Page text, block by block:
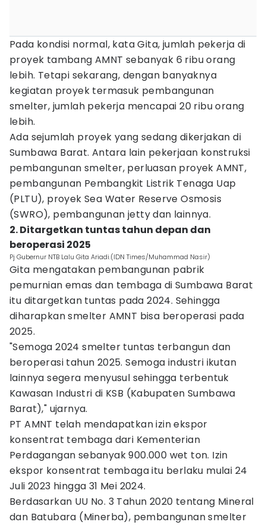
Pada kondisi normal, kata Gita, jumlah pekerja di
proyek tambang AMNT sebanyak 6 ribu orang
lebih. Tetapi sekarang, dengan banyaknya
kegiatan proyek termasuk pembangunan
smelter, jumlah pekerja mencapai 20 ribu orang
lebih.
Ada sejumlah proyek yang sedang dikerjakan di
Sumbawa Barat. Antara lain pekerjaan konstruksi
pembangunan smelter, perluasan proyek AMNT,
pembangunan Pembangkit Listrik Tenaga Uap
(PLTU), proyek Sea Water Reserve Osmosis
(SWRO), pembangunan jetty dan lainnya.
2. Ditargetkan tuntas tahun depan dan
beroperasi 2025
Pj Gubernur NTB Lalu Gita Ariadi.(IDN Times/Muhammad Nasir)
Gita mengatakan pembangunan pabrik
pemurnian emas dan tembaga di Sumbawa Barat
itu ditargetkan tuntas pada 2024. Sehingga
diharapkan smelter AMNT bisa beroperasi pada
2025.
"Semoga 2024 smelter tuntas terbangun dan
beroperasi tahun 2025. Semoga industri ikutan
lainnya segera menyusul sehingga terbentuk
Kawasan Industri di KSB (Kabupaten Sumbawa
Barat)," ujarnya.
PT AMNT telah mendapatkan izin ekspor
konsentrat tembaga dari Kementerian
Perdagangan sebanyak 900.000 wet ton. Izin
ekspor konsentrat tembaga itu berlaku mulai 24
Juli 2023 hingga 31 Mei 2024.
Berdasarkan UU No. 3 Tahun 2020 tentang Mineral
dan Batubara (Minerba), pembangunan smelter